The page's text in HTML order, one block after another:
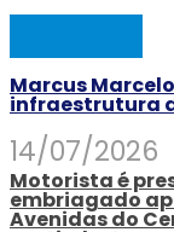
Marcus
infraestrutura
14/07/2026
Motorista é
embriagado
Avenidas do